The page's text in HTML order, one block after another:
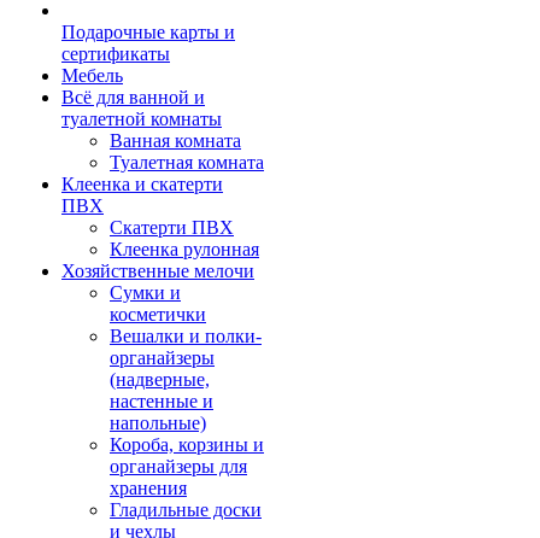
Подарочные карты и
сертификаты
Мебель
Всё для ванной и
туалетной комнаты
Ванная комната
Туалетная комната
Клеенка и скатерти
ПВХ
Скатерти ПВХ
Клеенка рулонная
Хозяйственные мелочи
Сумки и
косметички
Вешалки и полки-
органайзеры
(надверные,
настенные и
напольные)
Короба, корзины и
органайзеры для
хранения
Гладильные доски
и чехлы